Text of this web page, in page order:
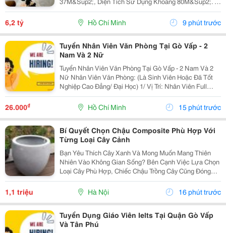
Kết Cấu: 1 Trệt 1 Lầu, Gồm 3 Phòng Ngủ, 2 Wc; Có 1
Phòng Ngủ Tầng Trệt, Ban Công Thông 2 Phòng...
6,2 tỷ Hồ Chí Minh 9 phút trước
Tuyển Nhân Viên Văn Phòng Tại Gò Vấp - 2
Nam Và 2 Nữ
Tuyển Nhân Viên Văn Phòng Tại Gò Vấp - 2 Nam Và 2
Nữ Nhân Viên Văn Phòng: (Là Sinh Viên Hoặc Đã Tốt
Nghiệp Cao Đẳng/ Đại Học) 1/ Vị Trí: Nhân Viên Full
Time (2 Nam 2 Nữ) Ca Làm: 13:00 Đến 21:00 (1 Tháng
Được Nghỉ Phép 1 Ngày, Và Hưởng Các Ngày...
26.000₫ Hồ Chí Minh 15 phút trước
Bí Quyết Chọn Chậu Composite Phù Hợp Với
Từng Loại Cây Cảnh
Bạn Yêu Thích Cây Xanh Và Mong Muốn Mang Thiên
Nhiên Vào Không Gian Sống? Bên Cạnh Việc Lựa Chọn
Loại Cây Phù Hợp, Chiếc Chậu Trồng Cây Cũng Đóng
Vai Trò Vô Cùng Quan Trọng. Không Chỉ Là Nơi Giúp
Cây Phát Triển Khỏe Mạnh, Chậu Còn Góp Phần Tạo
Nên Vẻ...
1,1 triệu Hà Nội 16 phút trước
Tuyển Dụng Giáo Viên Ielts Tại Quận Gò Vấp
Và Tân Phú